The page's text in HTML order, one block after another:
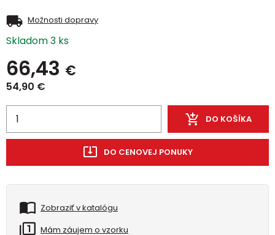
Možnosti dopravy
Skladom 3 ks
66,43 €
54,90 €
DO KOŠÍKA
DO CENOVEJ PONUKY
Zobraziť v katalógu
Mám záujem o vzorku